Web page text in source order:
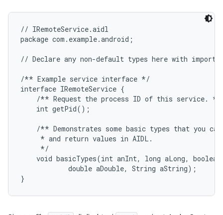
// IRemoteService.aidl
package com.example.android;
// Declare any non-default types here with import
/** Example service interface */
interface IRemoteService {
    /** Request the process ID of this service. */
    int getPid();
/** Demonstrates some basic types that you
     * and return values in AIDL.
     */
void basicTypes(int anInt, long aLong,
            double aDouble, String aString);